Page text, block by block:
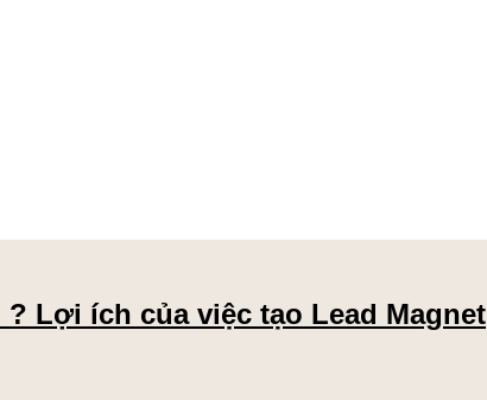
? Lợi ích của việc tạo Lead Magnet